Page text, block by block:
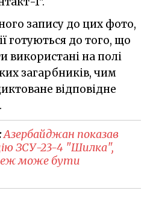
запису до цих фото,
готуються до того, що
використані на полі
загарбників, чим
відповідне
Азербайджан показав
ЗСУ-23-4 "Шилка",
може бути